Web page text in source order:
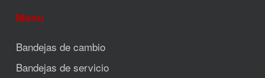
Menu
Bandejas de cambio
Bandejas de servicio